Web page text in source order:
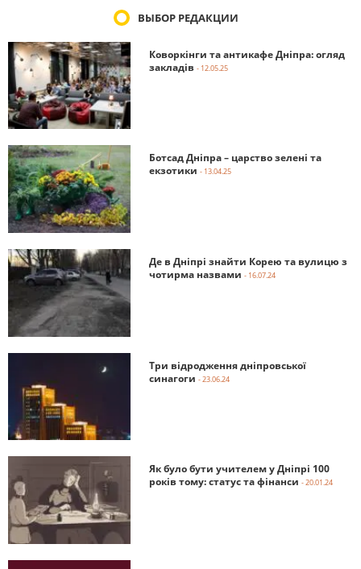
ВЫБОР РЕДАКЦИИ
Коворкінги та антикафе Дніпра: огляд
закладів - 12.05.25
Ботсад Дніпра – царство зелені та
екзотики - 13.04.25
Де в Дніпрі знайти Корею та вулицю з
чотирма назвами - 16.07.24
Три відродження дніпровської
синагоги - 23.06.24
Як було бути учителем у Дніпрі 100
років тому: статус та фінанси - 20.01.24